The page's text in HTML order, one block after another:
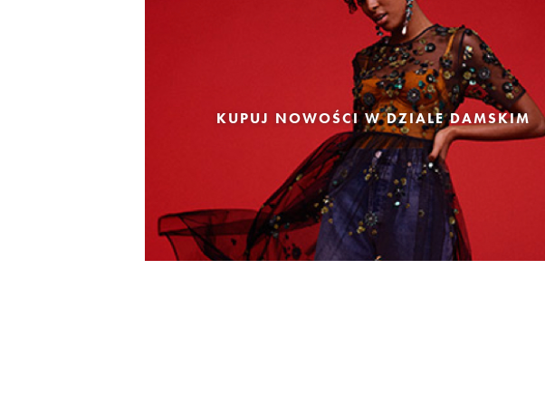
KUPUJ NOWOŚCI W DZIALE DAMSKIM